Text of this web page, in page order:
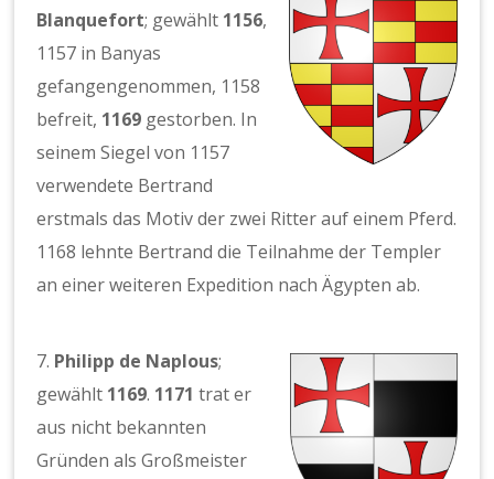
Blanquefort; gewählt 1156,
1157 in Banyas
gefangengenommen, 1158
befreit, 1169 gestorben. In
seinem Siegel von 1157
verwendete Bertrand
erstmals das Motiv der zwei Ritter auf einem Pferd.
1168 lehnte Bertrand die Teilnahme der Templer
an einer weiteren Expedition nach Ägypten ab.
7. Philipp de Naplous;
gewählt 1169. 1171trat er
aus nicht bekannten
Gründen als Großmeister